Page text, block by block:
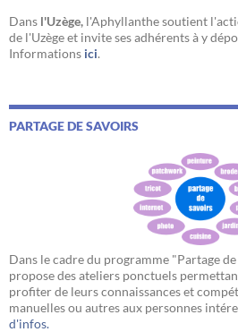
Dans l'Uzège, l'Aphyllanthe soutient
de l'Uzège et invite ses adhérents à y
Informations ici.
PARTAGE DE SAVOIRS
Dans le cadre du programme "Partage
propose des ateliers ponctuels
profiter de leurs connaissances et
manuelles ou autres aux personnes
d'infos.